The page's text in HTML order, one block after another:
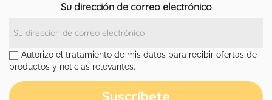
Su dirección de correo electrónico
Autorizo el tratamiento de mis datos para recibir ofertas de
productos y noticias relevantes.